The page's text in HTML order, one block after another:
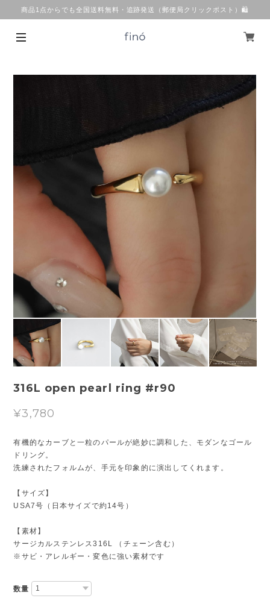
商品1点からでも全国送料無料・追跡発送（郵便局クリックポスト）🛍
316L open pearl ring #r90
¥3,780
有機的なカーブと一粒のパールが絶妙に調和した、モダンなゴール
ドリング。
洗練されたフォルムが、手元を印象的に演出してくれます。
【サイズ】
USA7号（日本サイズで約14号）
【素材】
サージカルステンレス316L （チェーン含む）
※サビ・アレルギー・変色に強い素材です
数量